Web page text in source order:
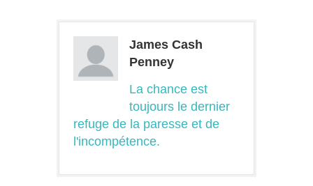
James Cash
Penney
La chance est
toujours le dernier
refuge de la paresse et de
l'incompétence.